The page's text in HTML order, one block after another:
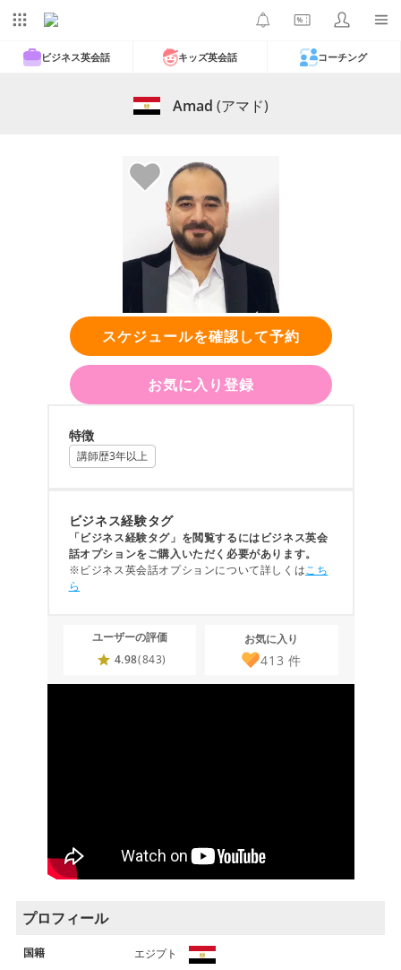
ビジネス英会話 キッズ英会話 コーチング
Amad (アマド)
スケジュールを確認して予約
お気に入り登録
特徴
講師歴3年以上
ビジネス経験タグ
「ビジネス経験タグ」を閲覧するにはビジネス英会
話オプションをご購入いただく必要があります。
※ビジネス英会話オプションについて詳しくはこち
ら
ユーザーの評価
4.98(843)
お気に入り
413 件
プロフィール
国籍 エジプト